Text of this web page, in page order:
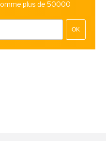
plus de 50000
OK